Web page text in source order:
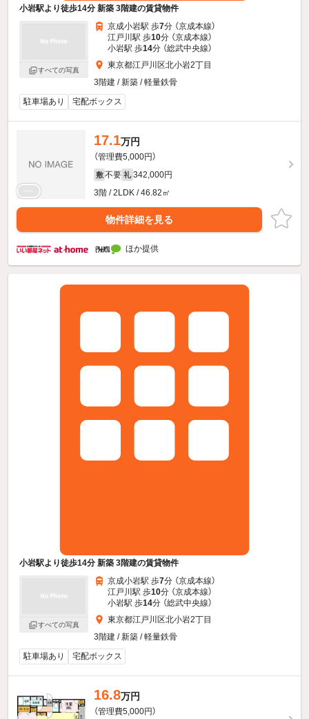
小岩駅より徒歩14分 新築 3階建の賃貸物件
すべての写真
京成小岩駅 歩7分 （京成本線）
江戸川駅 歩10分 （京成本線）
小岩駅 歩14分 （総武中央線）
東京都江戸川区北小岩2丁目
3階建 / 新築 / 軽量鉄骨
駐車場あり
宅配ボックス
17.1万円
（管理費5,000円）
敷 不要 礼 342,000円
3階 / 2LDK / 46.82㎡
物件詳細を見る
ほか提供
小岩駅より徒歩14分 新築 3階建の賃貸物件
すべての写真
京成小岩駅 歩7分 （京成本線）
江戸川駅 歩10分 （京成本線）
小岩駅 歩14分 （総武中央線）
東京都江戸川区北小岩2丁目
3階建 / 新築 / 軽量鉄骨
駐車場あり
宅配ボックス
16.8万円
（管理費5,000円）